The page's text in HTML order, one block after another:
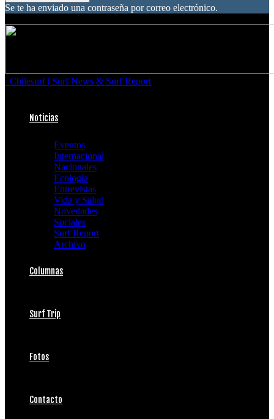
Se te ha enviado una contraseña por correo electrónico.
Chilesurf | Surf News & Surf Report
Noticias
Eventos
Internacional
Nacionales
Ecología
Entrevistas
Vida y Salud
Novedades
Sociales
Surf Report
Archivo
Columnas
Surf Trip
Fotos
Contacto